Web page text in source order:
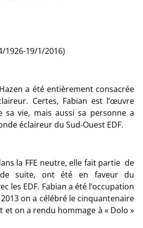
1926-19/1/2016)
a été entièrement consacrée
Certes, Fabian est l’œuvre
sa vie, mais aussi sa personne a
éclaireur du Sud-Ouest EDF.
la FFE neutre, elle fait partie de
suite, ont été en faveur du
les EDF. Fabian a été l’occupation
on a célébré le cinquantenaire
on a rendu hommage à « Dolo »